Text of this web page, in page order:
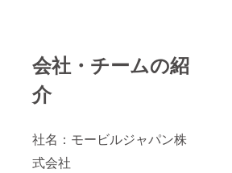
会社・チームの紹
介
社名：モービルジャパン株
式会社